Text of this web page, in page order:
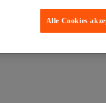
Alle Cookies